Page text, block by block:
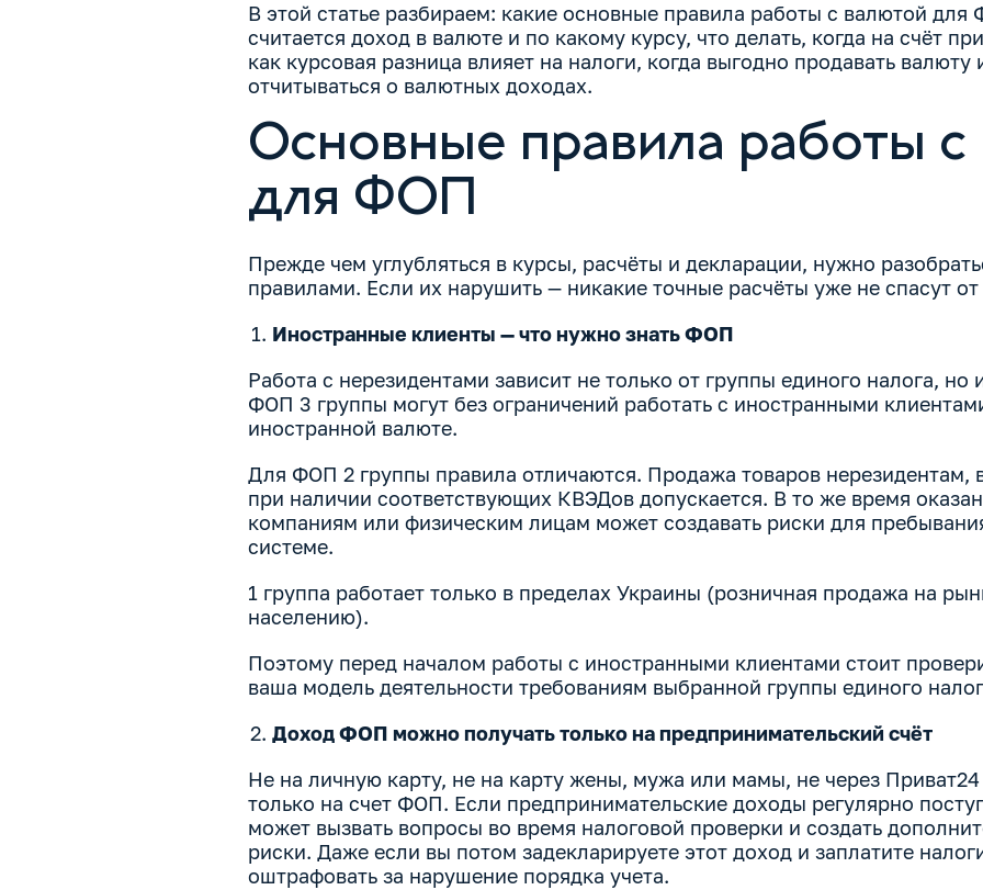
В этой статье разбираем: какие основные правила работы с валютой
считается доход в валюте и по какому курсу, что делать, когда на счёт
как курсовая разница влияет на налоги, когда выгодно продавать валюту
отчитываться о валютных доходах.
Основные правила работы с
для ФОП
Прежде чем углубляться в курсы, расчёты и декларации, нужно
правилами. Если их нарушить — никакие точные расчёты уже не спасут
Иностранные клиенты — что нужно знать ФОП
Работа с нерезидентами зависит не только от группы единого налога, но
ФОП 3 группы могут без ограничений работать с иностранными
иностранной валюте.
Для ФОП 2 группы правила отличаются. Продажа товаров нерезидентам,
при наличии соответствующих КВЭДов допускается. В то же время
компаниям или физическим лицам может создавать риски для
системе.
1 группа работает только в пределах Украины (розничная продажа на
населению).
Поэтому перед началом работы с иностранными клиентами стоит
ваша модель деятельности требованиям выбранной группы единого
Доход ФОП можно получать только на предпринимательский счёт
Не на личную карту, не на карту жены, мужа или мамы, не через
только на счет ФОП. Если предпринимательские доходы регулярно
может вызвать вопросы во время налоговой проверки и создать
риски. Даже если вы потом задекларируете этот доход и заплатите
оштрафовать за нарушение порядка учета.